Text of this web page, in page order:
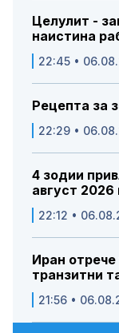
Целулит -
наистина
22:45 •
Рецепта за
22:29 •
4 зодии
август 2026
22:12 •
Иран
транзитни
21:56 •